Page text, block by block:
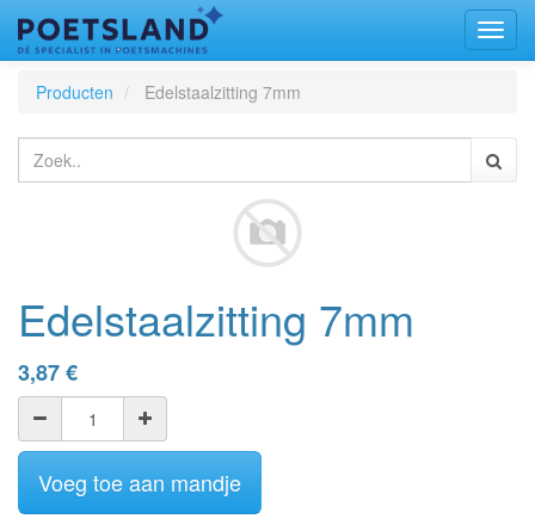
Producten
Edelstaalzitting 7mm
Edelstaalzitting 7mm
3,87€
Voeg toe aan mandje